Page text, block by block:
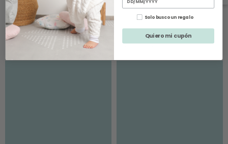
Productos Relacionados
Solo busco un regalo
Quiero mi cupón